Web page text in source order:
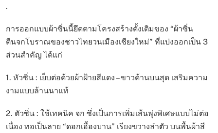
.
การออกแบบผ้าซิ่นนี้ยึดตามโครงสร้างดั้งเดิมของ “ผ้าซิ่น
ตีนจกโบราณของชาวไทยวนเมืองเชียงใหม่” ที่แบ่งออกเป็น 3
ส่วนสำคัญ ได้แก่
1. หัวซิ่น : เย็บต่อด้วยผ้าฝ้ายสีแดง – ขาวด้านบนสุด เสริมความ
งามแบบล้านนาแท้
2. ตัวซิ่น : ใช้เทคนิค จก ซึ่งเป็นการเพิ่มเส้นพุ่งพิเศษแบบไม่ต่อ
เนื่อง ทอเป็นลาย “ดอกเอื้องบาน” เรียงขวางลำตัว บนพื้นผ้าสี